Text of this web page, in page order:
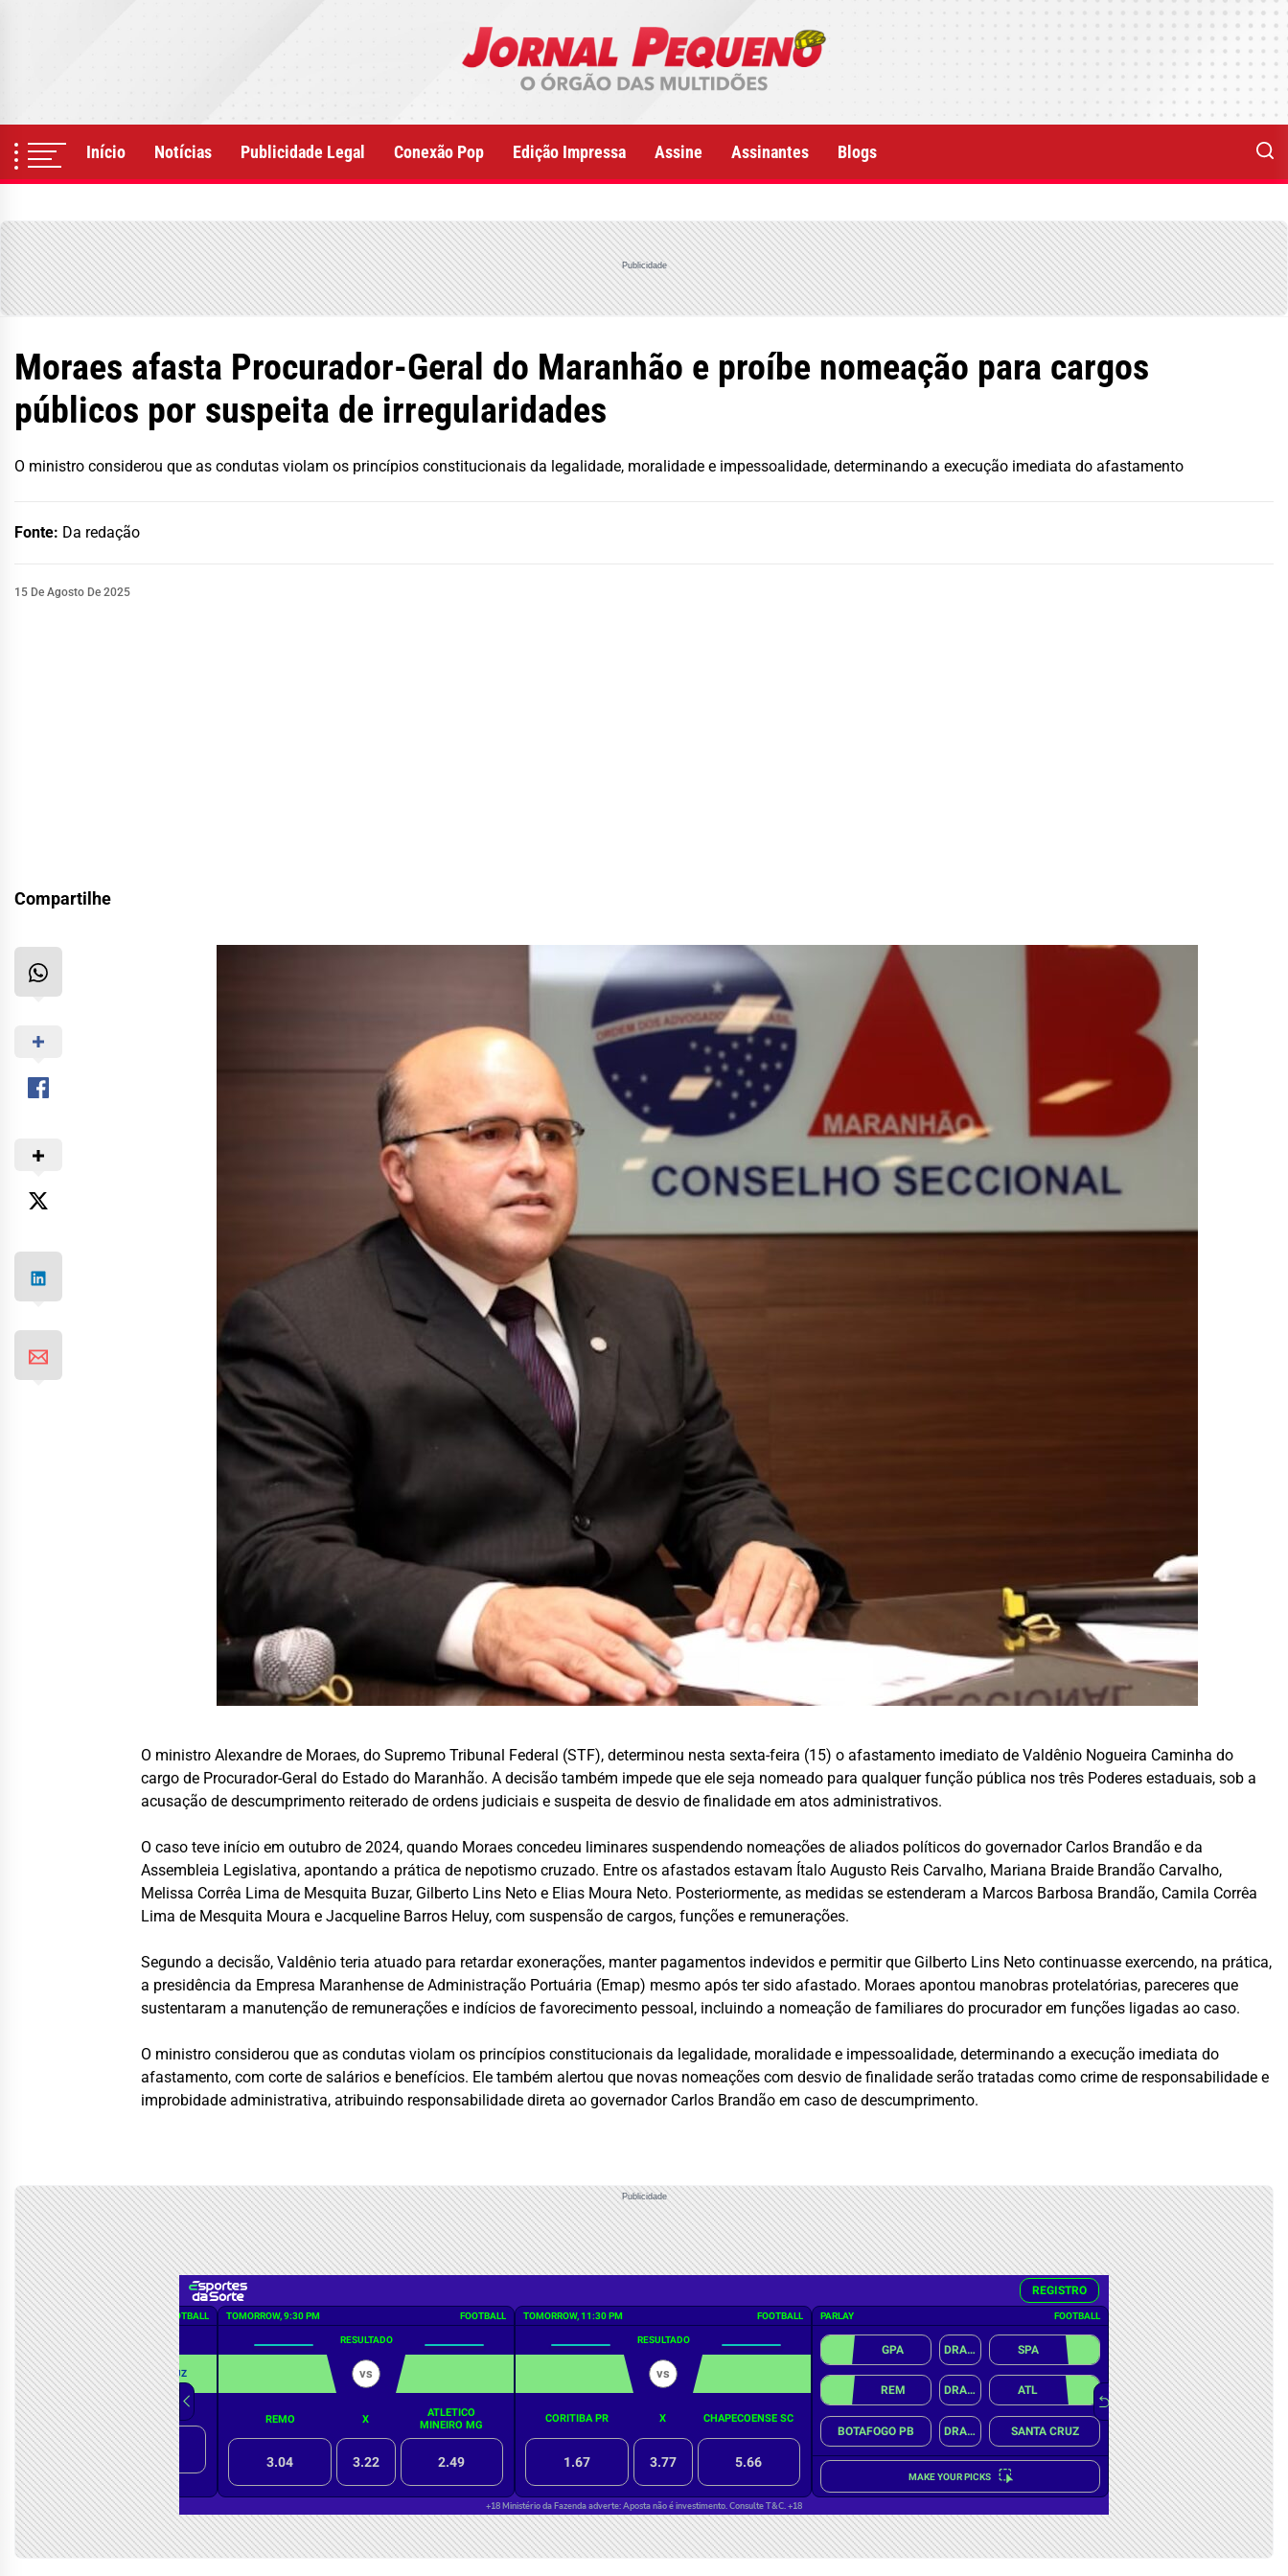
Início Notícias Publicidade Legal Conexão Pop Edição Impressa Assine Assinantes Blogs
Publicidade
Moraes afasta Procurador-Geral do Maranhão e proíbe nomeação para cargos
públicos por suspeita de irregularidades
O ministro considerou que as condutas violam os princípios constitucionais da legalidade, moralidade e impessoalidade, determinando a execução imediata do afastamento
Fonte: Da redação
15 De Agosto De 2025
Compartilhe
O ministro Alexandre de Moraes, do Supremo Tribunal Federal (STF), determinou nesta sexta-feira (15) o afastamento imediato de Valdênio Nogueira Caminha do
cargo de Procurador-Geral do Estado do Maranhão. A decisão também impede que ele seja nomeado para qualquer função pública nos três Poderes estaduais, sob a
acusação de descumprimento reiterado de ordens judiciais e suspeita de desvio de finalidade em atos administrativos.
O caso teve início em outubro de 2024, quando Moraes concedeu liminares suspendendo nomeações de aliados políticos do governador Carlos Brandão e da
Assembleia Legislativa, apontando a prática de nepotismo cruzado. Entre os afastados estavam Ítalo Augusto Reis Carvalho, Mariana Braide Brandão Carvalho,
Melissa Corrêa Lima de Mesquita Buzar, Gilberto Lins Neto e Elias Moura Neto. Posteriormente, as medidas se estenderam a Marcos Barbosa Brandão, Camila Corrêa
Lima de Mesquita Moura e Jacqueline Barros Heluy, com suspensão de cargos, funções e remunerações.
Segundo a decisão, Valdênio teria atuado para retardar exonerações, manter pagamentos indevidos e permitir que Gilberto Lins Neto continuasse exercendo, na prática,
a presidência da Empresa Maranhense de Administração Portuária (Emap) mesmo após ter sido afastado. Moraes apontou manobras protelatórias, pareceres que
sustentaram a manutenção de remunerações e indícios de favorecimento pessoal, incluindo a nomeação de familiares do procurador em funções ligadas ao caso.
O ministro considerou que as condutas violam os princípios constitucionais da legalidade, moralidade e impessoalidade, determinando a execução imediata do
afastamento, com corte de salários e benefícios. Ele também alertou que novas nomeações com desvio de finalidade serão tratadas como crime de responsabilidade e
improbidade administrativa, atribuindo responsabilidade direta ao governador Carlos Brandão em caso de descumprimento.
Publicidade